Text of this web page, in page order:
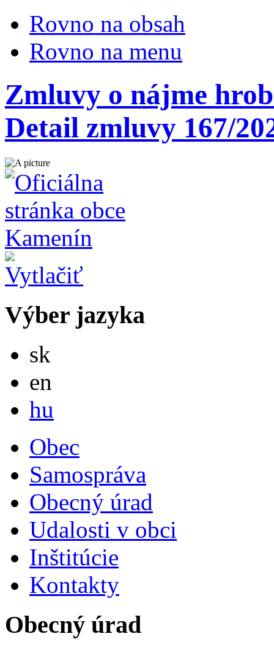
Rovno na obsah
Rovno na menu
Zmluvy o nájme
Detail zmluvy 167/
Výber jazyka
sk
en
hu
Obec
Samospráva
Obecný úrad
Udalosti v obci
Inštitúcie
Kontakty
Obecný úrad